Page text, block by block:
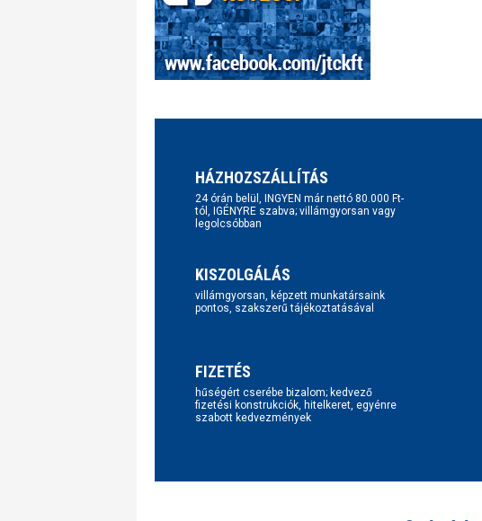
HÁZHOZSZÁLLÍTÁS
24 órán belül, INGYEN már nettó 80.000 Ft-
tól, IGÉNYRE szabva; villámgyorsan vagy
legolcsóbban
KISZOLGÁLÁS
villámgyorsan, képzett munkatársaink
pontos, szakszerű tájékoztatásával
FIZETÉS
hűségért cserébe bizalom; kedvező
fizetési konstrukciók, hitelkeret, egyénre
szabott kedvezmények